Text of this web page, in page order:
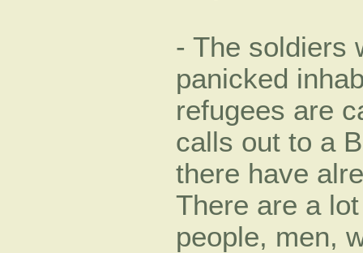
- The soldiers
panicked
refugees are
calls out to a
there have
There are a
people, men,